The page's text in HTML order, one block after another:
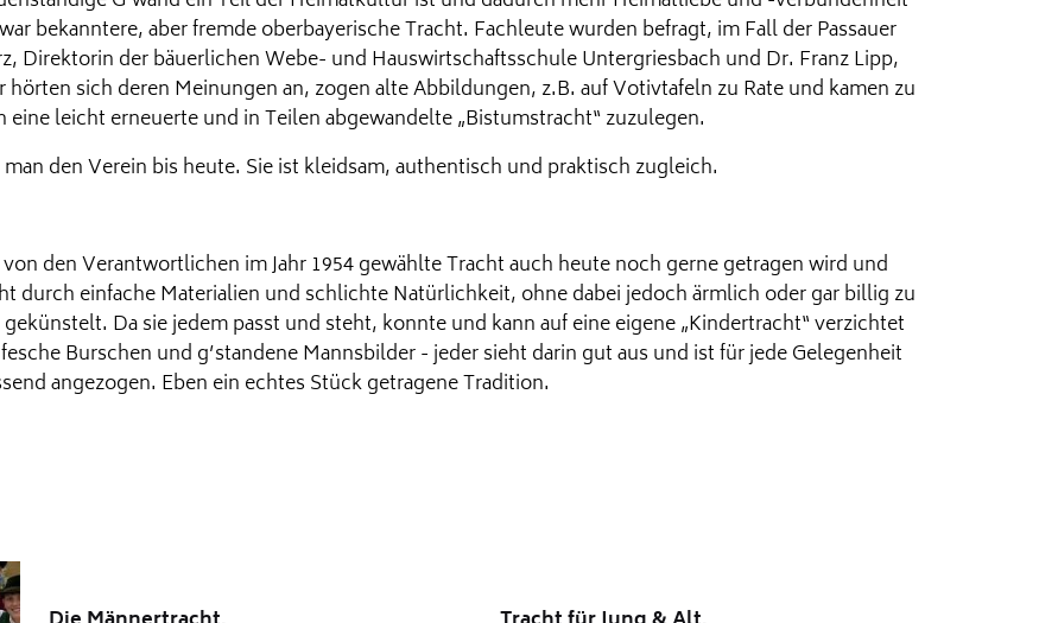
bekanntere, aber fremde oberbayerische Tracht. Fachleute wurden befragt, im Fall der Passauer
Direktorin der bäuerlichen Webe- und Hauswirtschaftsschule Untergriesbach und Dr. Franz Lipp,
sich deren Meinungen an, zogen alte Abbildungen, z.B. auf Votivtafeln zu Rate und kamen zu
eine leicht erneuerte und in Teilen abgewandelte „Bistumstracht“ zuzulegen.
den Verein bis heute. Sie ist kleidsam, authentisch und praktisch zugleich.
den Verantwortlichen im Jahr 1954 gewählte Tracht auch heute noch gerne getragen wird und
durch einfache Materialien und schlichte Natürlichkeit, ohne dabei jedoch ärmlich oder gar billig zu
Da sie jedem passt und steht, konnte und kann auf eine eigene „Kindertracht“ verzichtet
Burschen und g’standene Mannsbilder - jeder sieht darin gut aus und ist für jede Gelegenheit
angezogen. Eben ein echtes Stück getragene Tradition.